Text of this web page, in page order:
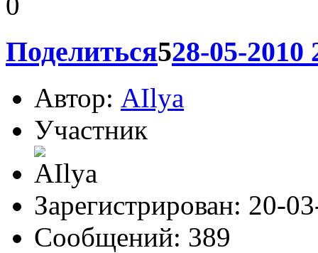
0
Поделиться528-05-2010
Автор:
Участник